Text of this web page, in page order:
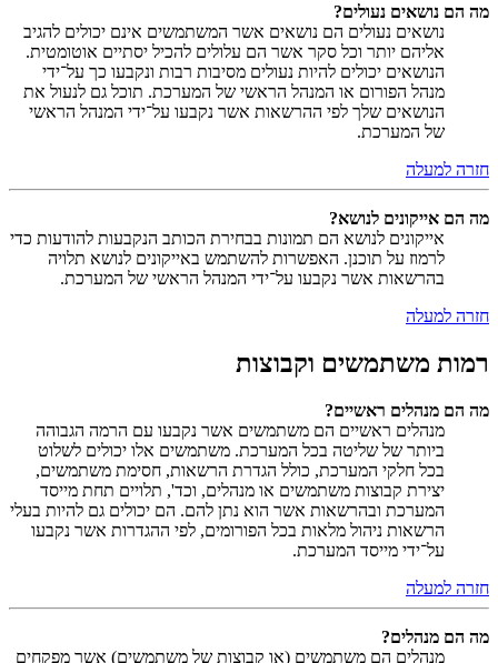
מה הם נושאים נעולים?
נושאים נעולים הם נושאים אשר המשתמשים אינם יכולים להגיב
אליהם יותר וכל סקר אשר הם עלולים להכיל יסתיים אוטומטית.
הנושאים יכולים להיות נעולים מסיבות רבות ונקבעו כך על־ידי
מנהל הפורום או המנהל הראשי של המערכת. תוכל גם לנעול את
הנושאים שלך לפי ההרשאות אשר נקבעו על־ידי המנהל הראשי
של המערכת.
חזרה למעלה
מה הם אייקונים לנושא?
אייקונים לנושא הם תמונות בבחירת הכותב הנקבעות להודעות כדי
לרמוז על תוכנן. האפשרות להשתמש באייקונים לנושא תלויה
בהרשאות אשר נקבעו על־ידי המנהל הראשי של המערכת.
חזרה למעלה
רמות משתמשים וקבוצות
מה הם מנהלים ראשיים?
מנהלים ראשיים הם משתמשים אשר נקבעו עם הרמה הגבוהה
ביותר של שליטה בכל המערכת. משתמשים אלו יכולים לשלוט
בכל חלקי המערכת, כולל הגדרת הרשאות, חסימת משתמשים,
יצירת קבוצות משתמשים או מנהלים, וכד', תלויים תחת מייסד
המערכת ובהרשאות אשר הוא נתן להם. הם יכולים גם להיות בעלי
הרשאות ניהול מלאות בכל הפורומים, לפי ההגדרות אשר נקבעו
על־ידי מייסד המערכת.
חזרה למעלה
מה הם מנהלים?
מנהלים הם משתמשים (או קבוצות של משתמשים) אשר מפקחים